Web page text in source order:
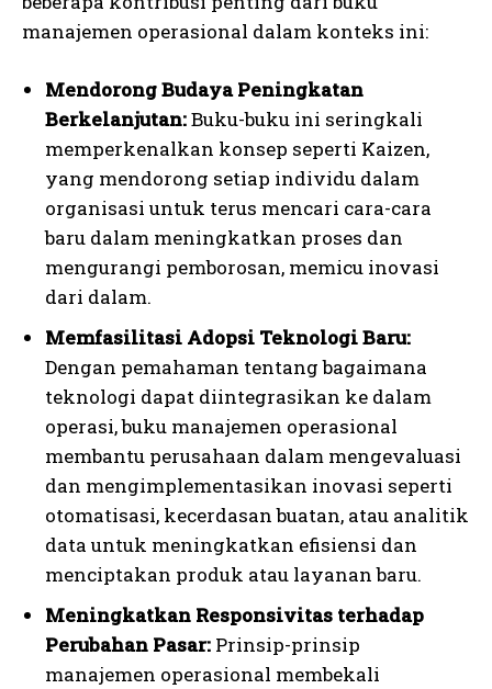
manajemen operasional dalam konteks ini:
Mendorong Budaya Peningkatan
Berkelanjutan:Buku-buku ini seringkali
memperkenalkan konsep seperti Kaizen,
yang mendorong setiap individu dalam
organisasi untuk terus mencari cara-cara
baru dalam meningkatkan proses dan
mengurangi pemborosan, memicu inovasi
dari dalam.
Memfasilitasi Adopsi Teknologi Baru:
Dengan pemahaman tentang bagaimana
teknologi dapat diintegrasikan ke dalam
operasi, buku manajemen operasional
membantu perusahaan dalam mengevaluasi
dan mengimplementasikan inovasi seperti
otomatisasi, kecerdasan buatan, atau analitik
data untuk meningkatkan efisiensi dan
menciptakan produk atau layanan baru.
Meningkatkan Responsivitas terhadap
Perubahan Pasar: Prinsip-prinsip
manajemen operasional membekali